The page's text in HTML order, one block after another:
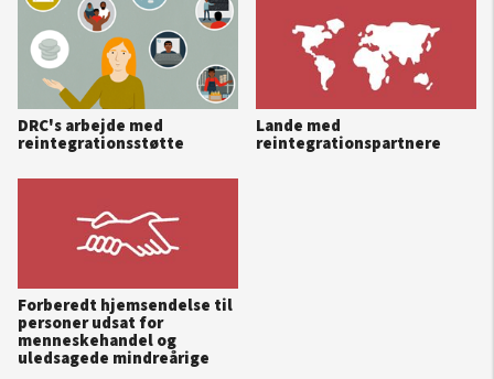
DRC's arbejde med
reintegrationsstøtte
Lande med
reintegrationspartnere
Forberedt hjemsendelse til
personer udsat for
menneskehandel og
uledsagede mindreårige